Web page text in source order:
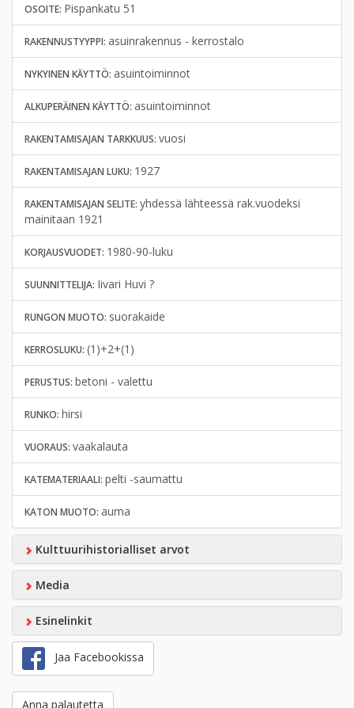
OSOITE: Pispankatu 51
RAKENNUSTYYPPI: asuinrakennus - kerrostalo
NYKYINEN KÄYTTÖ: asuintoiminnot
ALKUPERÄINEN KÄYTTÖ: asuintoiminnot
RAKENTAMISAJAN TARKKUUS: vuosi
RAKENTAMISAJAN LUKU: 1927
RAKENTAMISAJAN SELITE: yhdessä lähteessä rak.vuodeksi
mainitaan 1921
KORJAUSVUODET: 1980-90-luku
SUUNNITTELIJA: Iivari Huvi ?
RUNGON MUOTO: suorakaide
KERROSLUKU: (1)+2+(1)
PERUSTUS: betoni - valettu
RUNKO: hirsi
VUORAUS: vaakalauta
KATEMATERIAALI: pelti -saumattu
KATON MUOTO: auma
Kulttuurihistorialliset arvot
Media
Esinelinkit
Jaa Facebookissa
Anna palautetta